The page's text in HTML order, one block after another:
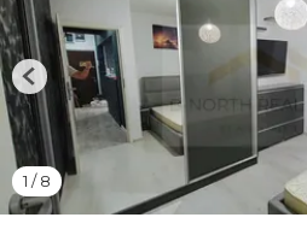
1 /8
Previous